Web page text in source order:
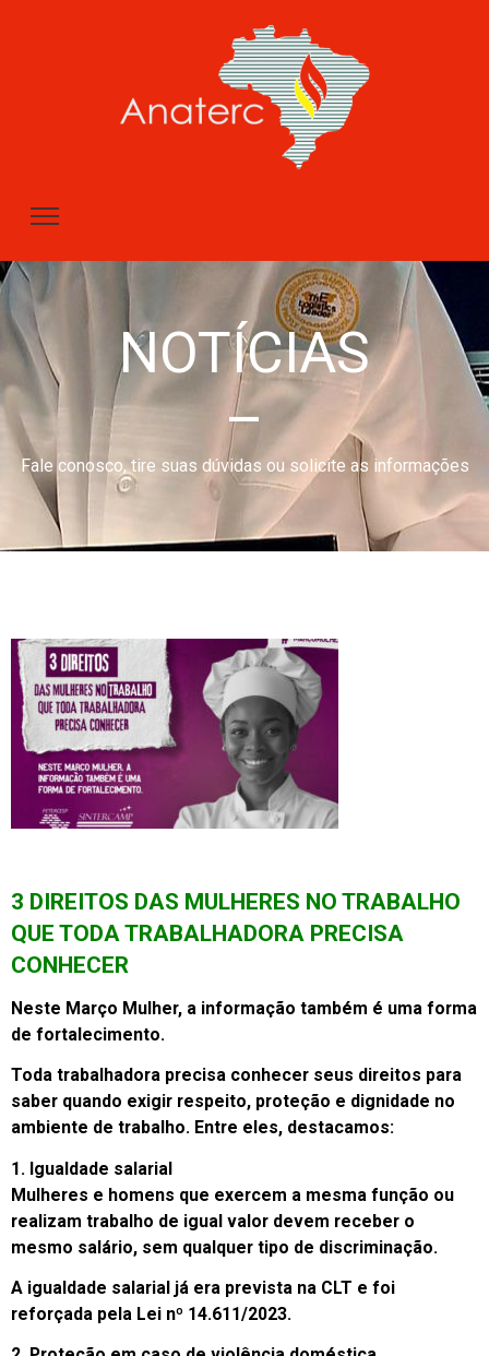
NOTÍCIAS
–
Fale conosco, tire suas dúvidas ou solicite as informações
3 DIREITOS DAS MULHERES NO TRABALHO
QUE TODA TRABALHADORA PRECISA
CONHECER
Neste Março Mulher, a informação também é uma forma
de fortalecimento.
Toda trabalhadora precisa conhecer seus direitos para
saber quando exigir respeito, proteção e dignidade no
ambiente de trabalho. Entre eles, destacamos:
1. Igualdade salarial
Mulheres e homens que exercem a mesma função ou
realizam trabalho de igual valor devem receber o
mesmo salário, sem qualquer tipo de discriminação.
A igualdade salarial já era prevista na CLT e foi
reforçada pela Lei nº 14.611/2023.